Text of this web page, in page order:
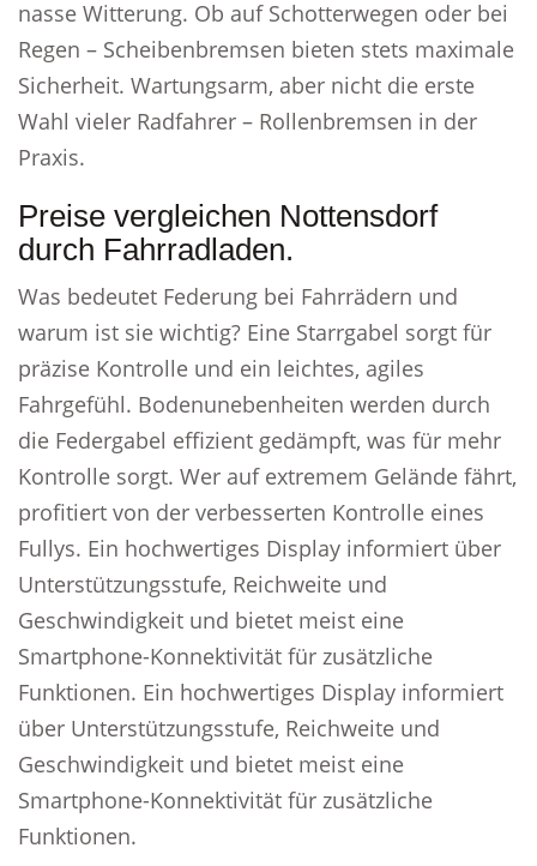
nasse Witterung. Ob auf Schotterwegen oder bei
Regen – Scheibenbremsen bieten stets maximale
Sicherheit. Wartungsarm, aber nicht die erste
Wahl vieler Radfahrer – Rollenbremsen in der
Praxis.
Preise vergleichen Nottensdorf
durch Fahrradladen.
Was bedeutet Federung bei Fahrrädern und
warum ist sie wichtig? Eine Starrgabel sorgt für
präzise Kontrolle und ein leichtes, agiles
Fahrgefühl. Bodenunebenheiten werden durch
die Federgabel effizient gedämpft, was für mehr
Kontrolle sorgt. Wer auf extremem Gelände fährt,
profitiert von der verbesserten Kontrolle eines
Fullys. Ein hochwertiges Display informiert über
Unterstützungsstufe, Reichweite und
Geschwindigkeit und bietet meist eine
Smartphone-Konnektivität für zusätzliche
Funktionen. Ein hochwertiges Display informiert
über Unterstützungsstufe, Reichweite und
Geschwindigkeit und bietet meist eine
Smartphone-Konnektivität für zusätzliche
Funktionen.